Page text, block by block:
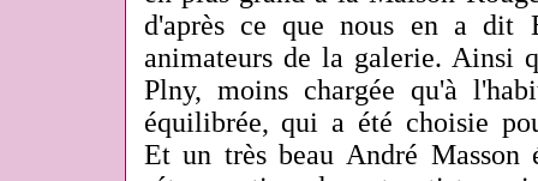
d'après ce que nous en a dit
animateurs de la galerie. Ainsi
Plny, moins chargée qu'à
équilibrée, qui a été choisie
Et un très beau André Masson